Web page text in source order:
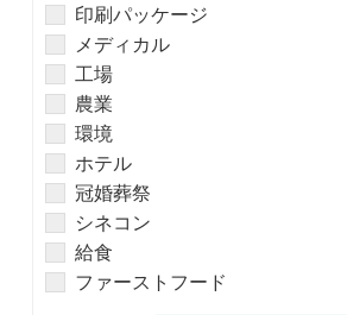
印刷パッケージ
メディカル
工場
農業
環境
ホテル
冠婚葬祭
シネコン
給食
ファーストフード